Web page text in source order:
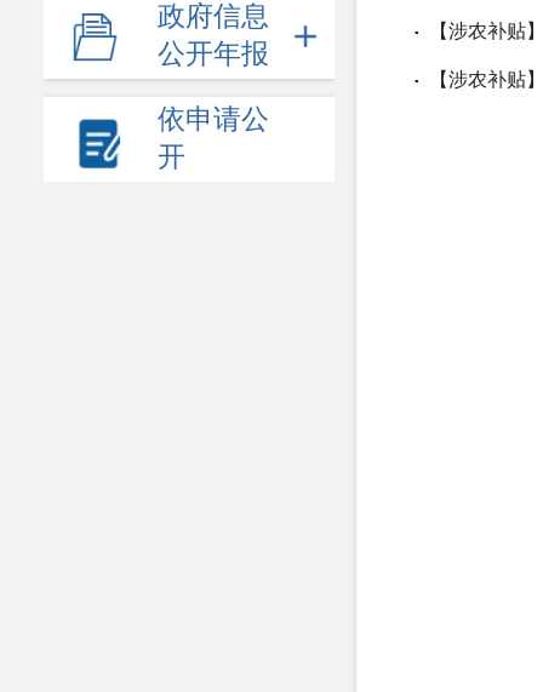
政府信息
公开年报
依申请公
开
▪ 【涉农补贴
▪ 【涉农补贴